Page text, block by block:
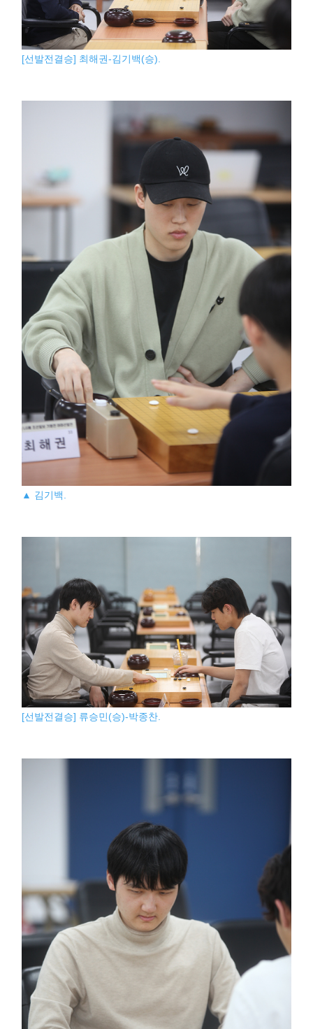
[선발전결승] 최해권-김기백(승).
▲ 김기백.
[선발전결승] 류승민(승)-박종찬.